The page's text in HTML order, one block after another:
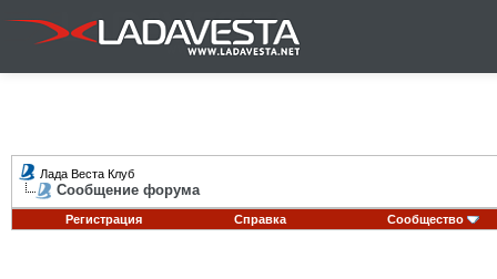
Лада Веста Клуб
Сообщение форума
Регистрация Справка Сообщество